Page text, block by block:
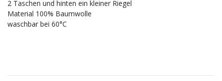
2 Taschen und hinten ein kleiner Riegel
Material 100% Baumwolle
waschbar bei 60°C